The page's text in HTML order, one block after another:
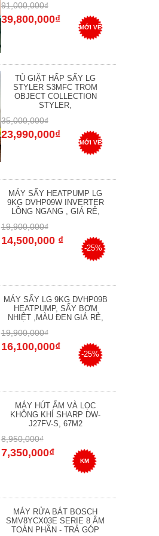
91,000,000₫
39,800,000₫
MỚI VỀ
TỦ GIẶT HẤP SẤY LG
STYLER S3MFC TROM
OBJECT COLLECTION
STYLER,
35,000,000₫
23,990,000₫
MỚI VỀ
MÁY SẤY HEATPUMP LG
9KG DVHP09W INVERTER
LỒNG NGANG , GIÁ RẺ,
19,900,000₫
14,500,000 ₫
-25%
MÁY SẤY LG 9KG DVHP09B
HEATPUMP, SẤY BƠM
NHIỆT ,MÀU ĐEN GIÁ RẺ,
19,900,000₫
16,100,000₫
-25%
MÁY HÚT ẨM VÀ LỌC
KHÔNG KHÍ SHARP DW-
J27FV-S, 67M2
8,950,000₫
7,350,000₫
KM
MÁY RỬA BÁT BOSCH
SMV8YCX03E SERIE 8 ÂM
TOÀN PHẦN - TRẢ GÓP